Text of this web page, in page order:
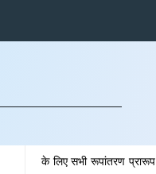
के लिए सभी रूपांतरण प्रारूप